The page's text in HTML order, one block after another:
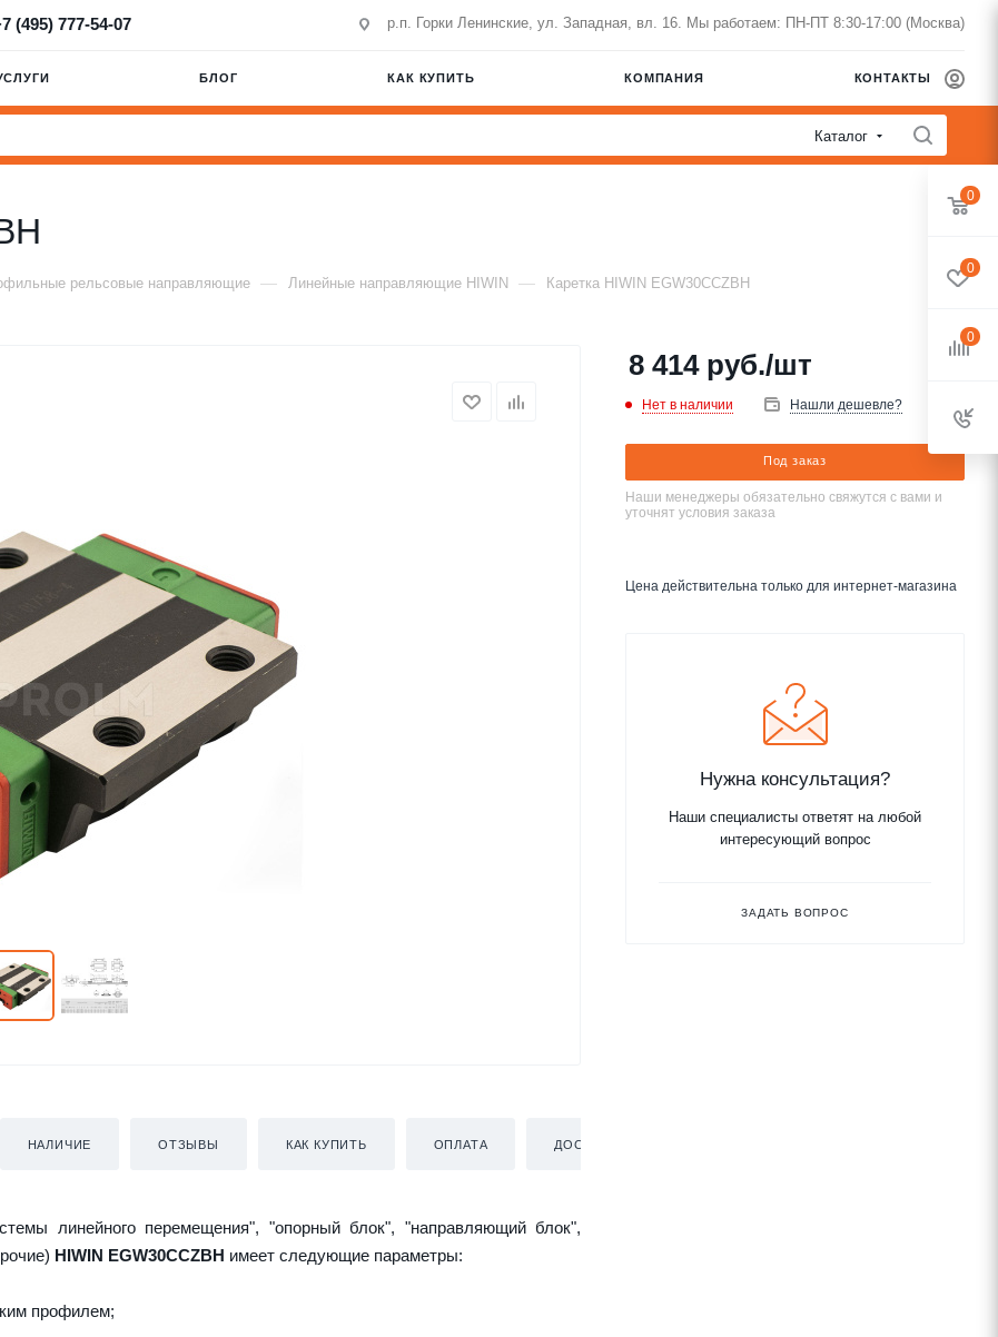
(495) 777-54-07 р.п. Горки Ленинские, ул. Западная, вл. 16. Мы работаем: ПН-ПТ 8:30-17:00 (Москва)
БЛОГ КАК КУПИТЬ КОМПАНИЯ КОНТАКТЫ
Каталог
рельсовые направляющие — Линейные направляющие HIWIN — Каретка HIWIN EGW30CCZBH
НАЛИЧИЕ ОТЗЫВЫ КАК КУПИТЬ ОПЛАТА ДОСТАВКА
линейного перемещения", "опорный блок", "направляющий блок",
HIWIN EGW30CCZBH имеет следующие параметры:
профилем;
8 414руб./шт
Нет в наличии Нашли дешевле?
Под заказ
Наши менеджеры обязательно свяжутся с вами и
уточнят условия заказа
Цена действительна только для интернет-магазина
Нужна консультация?
Наши специалисты ответят на любой
интересующий вопрос
ЗАДАТЬ ВОПРОС
0
0
0